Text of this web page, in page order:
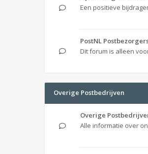
Een positieve
PostNL
Dit forum is alleen
Overige Postbedrijven
Overige
Alle informatie over